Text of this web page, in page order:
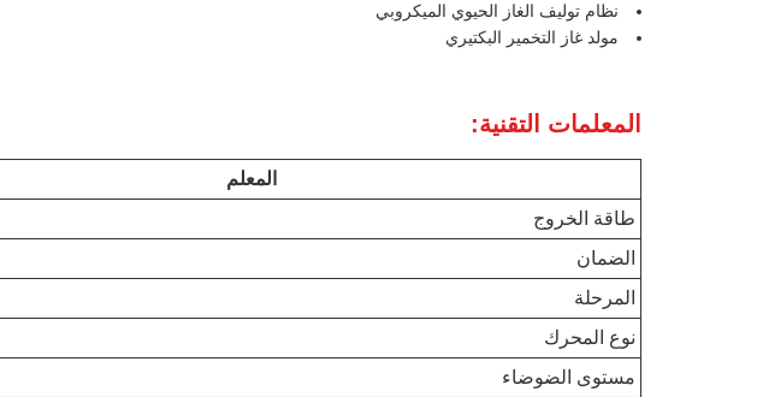
نظام توليف الغاز الحيوي الميكروبي
مولد غاز التخمير البكتيري
المعلمات التقنية:
المعلم
طاقة الخروج
الضمان
المرحلة
نوع المحرك
مستوى الضوضاء